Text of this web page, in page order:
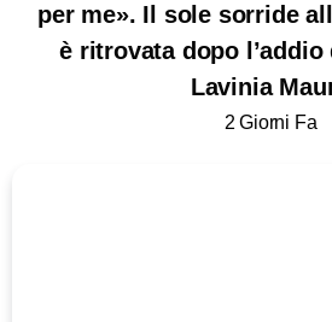
per me». Il sole sorride
è ritrovata dopo l’addio
Lavinia
2 Giorni Fa